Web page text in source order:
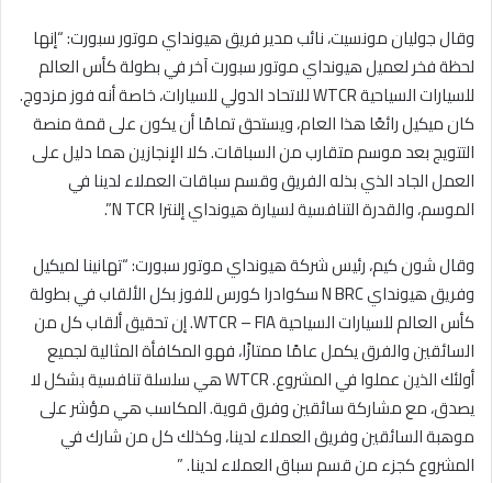
وقال جوليان مونسيت، نائب مدير فريق هيونداي موتور سبورت: “إنها
لحظة فخر لعميل هيونداي موتور سبورت آخر في بطولة كأس العالم
للسيارات السياحية WTCR للاتحاد الدولي للسيارات، خاصة أنه فوز مزدوج.
كان ميكيل رائعًا هذا العام، ويستحق تمامًا أن يكون على قمة منصة
التتويج بعد موسم متقارب من السباقات. كلا الإنجازين هما دليل على
العمل الجاد الذي بذله الفريق وقسم سباقات العملاء لدينا في
الموسم، والقدرة التنافسية لسيارة هيونداي إلنترا N TCR”.
وقال شون كيم، رئيس شركة هيونداي موتور سبورت: “تهانينا لميكيل
وفريق هيونداي N BRC سكوادرا كورس للفوز بكل الألقاب في بطولة
كأس العالم للسيارات السياحية WTCR – FIA. إن تحقيق ألقاب كل من
السائقين والفرق يكمل عامًا ممتازًا، فهو المكافأة المثالية لجميع
أولئك الذين عملوا في المشروع. WTCR هي سلسلة تنافسية بشكل لا
يصدق، مع مشاركة سائقين وفرق قوية. المكاسب هي مؤشر على
موهبة السائقين وفريق العملاء لدينا، وكذلك كل من شارك في
المشروع كجزء من قسم سباق العملاء لدينا. ”